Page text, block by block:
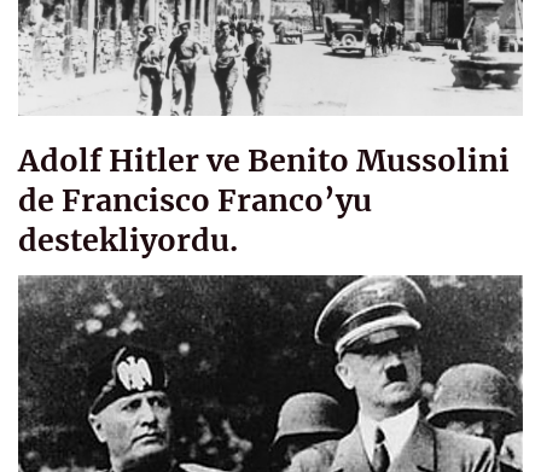
Adolf Hitler ve Benito Mussolini
de Francisco Franco’yu
destekliyordu.